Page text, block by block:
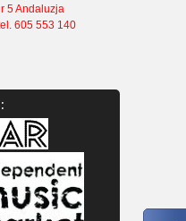
5 Andaluzja
605 553 140